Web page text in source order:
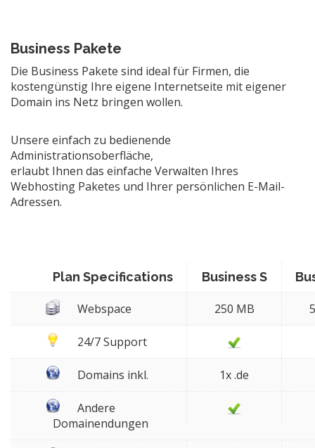
Business Pakete
Die Business Pakete sind ideal für Firmen, die
kostengünstig Ihre eigene Internetseite mit eigener
Domain ins Netz bringen wollen.
Unsere einfach zu bedienende
Administrationsoberfläche,
erlaubt Ihnen das einfache Verwalten Ihres
Webhosting Paketes und Ihrer persönlichen E-Mail-
Adressen.
Plan Specifications Business S
Webspace 250 MB
24/7 Support
Domains inkl. 1x .de
Andere
Domainendungen